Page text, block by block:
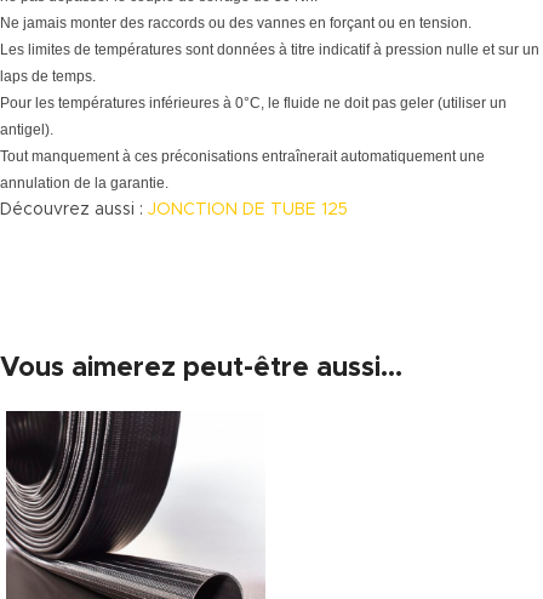
Ne jamais monter des raccords ou des vannes en forçant ou en tension.
Les limites de températures sont données à titre indicatif à pression nulle et sur un
laps de temps.
Pour les températures inférieures à 0°C, le fluide ne doit pas geler (utiliser un
antigel).
Tout manquement à ces préconisations entraînerait automatiquement une
annulation de la garantie.
Découvrez aussi : JONCTION DE TUBE 125
Vous aimerez peut-être aussi…